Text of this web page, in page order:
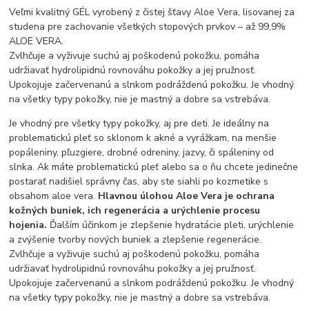
Veľmi kvalitný GÉL vyrobený z čistej šťavy Aloe Vera, lisovanej za
studena pre zachovanie všetkých stopových prvkov – až 99,9%
ALOE VERA.
Zvlhčuje a vyživuje suchú aj poškodenú pokožku, pomáha
udržiavať hydrolipidnú rovnováhu pokožky a jej pružnosť.
Upokojuje začervenanú a slnkom podráždenú pokožku. Je vhodný
na všetky typy pokožky, nie je mastný a dobre sa vstrebáva.
Je vhodný pre všetky typy pokožky, aj pre deti. Je ideálny na
problematickú pleť so sklonom k akné a vyrážkam, na menšie
popáleniny, pľuzgiere, drobné odreniny, jazvy, či spáleniny od
slnka. Ak máte problematickú pleť alebo sa o ňu chcete jedinečne
postarať nadišiel správny čas, aby ste siahli po kozmetike s
obsahom aloe vera. Hlavnou úlohou Aloe Vera je ochrana
kožných buniek, ich regenerácia a urýchlenie procesu
hojenia. Ďalším účinkom je zlepšenie hydratácie pleti, urýchlenie
a zvýšenie tvorby nových buniek a zlepšenie regenerácie.
Zvlhčuje a vyživuje suchú aj poškodenú pokožku, pomáha
udržiavať hydrolipidnú rovnováhu pokožky a jej pružnosť.
Upokojuje začervenanú a slnkom podráždenú pokožku. Je vhodný
na všetky typy pokožky, nie je mastný a dobre sa vstrebáva.